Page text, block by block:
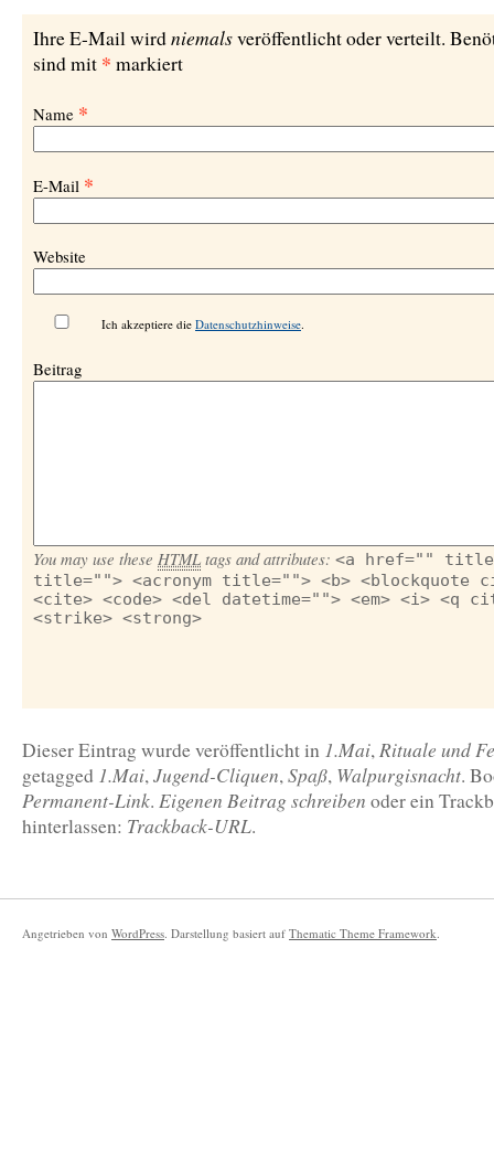
Ihre E-Mail wirdniemalsveröffentlicht oder verteilt.
sind mit * markiert
Name *
E-Mail *
Website
Ich akzeptiere die Datenschutzhinweise.
Beitrag
You may use these HTML tags and attributes: <a href=""
title=""> <acronym title=""> <b> <blockquote
<cite> <code> <del datetime=""> <em> <i> <q
<strike> <strong>
Dieser Eintrag wurde veröffentlicht in 1.Mai,Rituale und
getagged 1.Mai,Jugend-Cliquen,Spaß, Walpurgisnacht.
Permanent-Link. Eigenen Beitrag schreiben oder ein
hinterlassen: Trackback-URL.
Angetrieben von WordPress. Darstellung basiert auf Thematic Theme Framework.